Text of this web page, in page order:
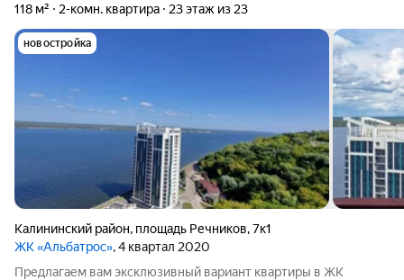
118 м² 2-комн. квартира 23 этаж из 23
новостройка
Калининский район, площадь Речников,7к1
ЖК «Альбатрос», 4 квартал 2020
Предлагаем вам эксклюзивный вариант квартиры в ЖК